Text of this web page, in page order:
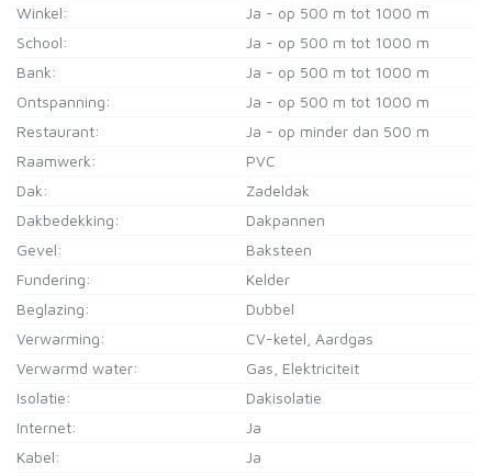
Winkel:
Ja - op 500 m tot 1000 m
School:
Ja - op 500 m tot 1000 m
Bank:
Ja - op 500 m tot 1000 m
Ontspanning:
Ja - op 500 m tot 1000 m
Restaurant:
Ja - op minder dan 500 m
Raamwerk:
PVC
Dak:
Zadeldak
Dakbedekking:
Dakpannen
Gevel:
Baksteen
Fundering:
Kelder
Beglazing:
Dubbel
Verwarming:
CV-ketel, Aardgas
Verwarmd water:
Gas, Elektriciteit
Isolatie:
Dakisolatie
Internet:
Ja
Kabel:
Ja